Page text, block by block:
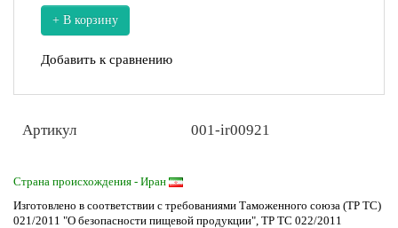
+ В корзину
Добавить к сравнению
Артикул 001-ir00921
Страна происхождения - Иран
Изготовлено в соответствии с требованиями Таможенного союза (ТР ТС)
021/2011 "О безопасности пищевой продукции", ТР ТС 022/2011